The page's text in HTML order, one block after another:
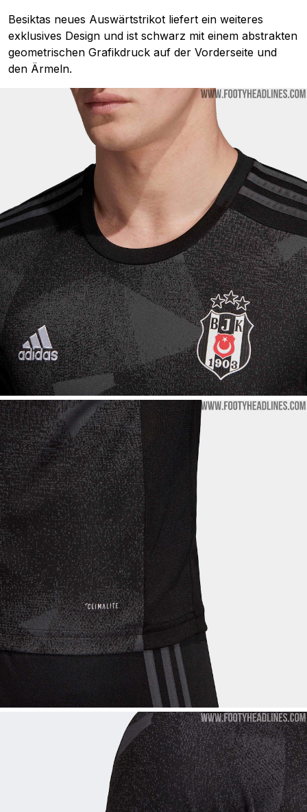
Besiktas neues Auswärtstrikot liefert ein weiteres
exklusives Design und ist schwarz mit einem abstrakten
geometrischen Grafikdruck auf der Vorderseite und
den Ärmeln.